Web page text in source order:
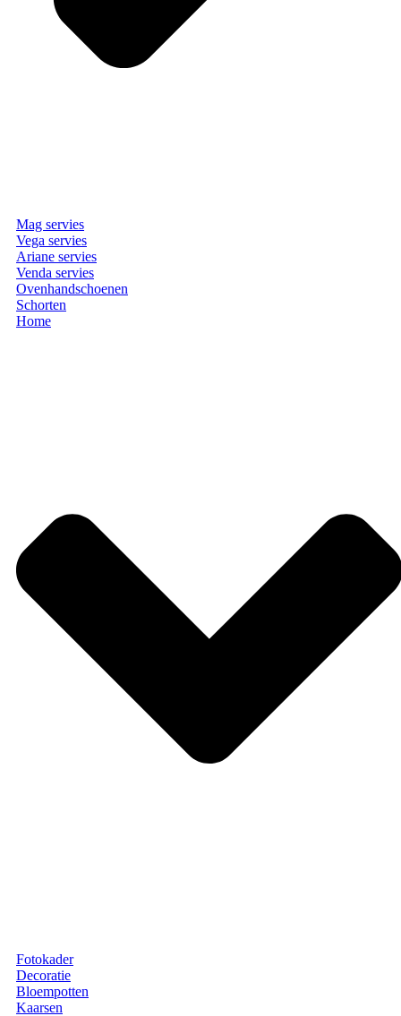
Mag servies
Vega servies
Ariane servies
Venda servies
Ovenhandschoenen
Schorten
Home
Fotokader
Decoratie
Bloempotten
Kaarsen